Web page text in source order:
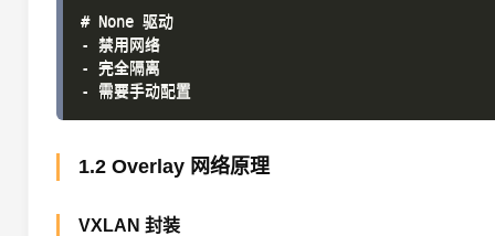
# None 驱动
- 禁用网络
- 完全隔离
1.2 Overlay 网络原理
VXLAN 封装